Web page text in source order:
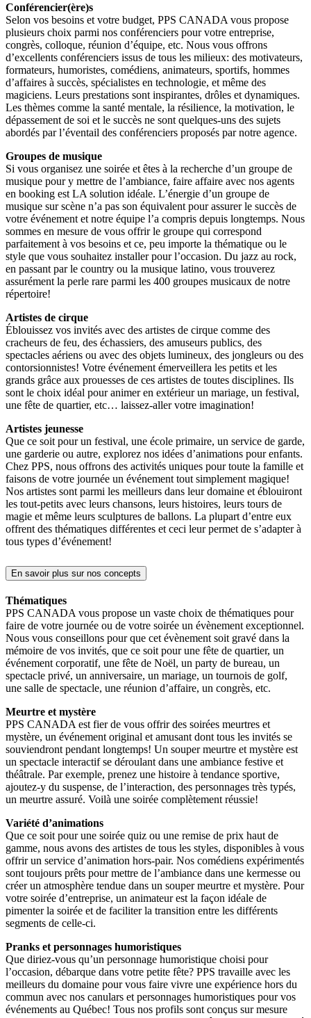
Conférencier(ère)s
Selon vos besoins et votre budget, PPS CANADA vous propose
plusieurs choix parmi nos conférenciers pour votre entreprise,
congrès, colloque, réunion d’équipe, etc. Nous vous offrons
d’excellents conférenciers issus de tous les milieux: des motivateurs,
formateurs, humoristes, comédiens, animateurs, sportifs, hommes
d’affaires à succès, spécialistes en technologie, et même des
magiciens. Leurs prestations sont inspirantes, drôles et dynamiques.
Les thèmes comme la santé mentale, la résilience, la motivation, le
dépassement de soi et le succès ne sont quelques-uns des sujets
abordés par l’éventail des conférenciers proposés par notre agence.
Groupes de musique
Si vous organisez une soirée et êtes à la recherche d’un groupe de
musique pour y mettre de l’ambiance, faire affaire avec nos agents
en booking est LA solution idéale. L’énergie d’un groupe de
musique sur scène n’a pas son équivalent pour assurer le succès de
votre événement et notre équipe l’a compris depuis longtemps. Nous
sommes en mesure de vous offrir le groupe qui correspond
parfaitement à vos besoins et ce, peu importe la thématique ou le
style que vous souhaitez installer pour l’occasion. Du jazz au rock,
en passant par le country ou la musique latino, vous trouverez
assurément la perle rare parmi les 400 groupes musicaux de notre
répertoire!
Artistes de cirque
Éblouissez vos invités avec des artistes de cirque comme des
cracheurs de feu, des échassiers, des amuseurs publics, des
spectacles aériens ou avec des objets lumineux, des jongleurs ou des
contorsionnistes! Votre événement émerveillera les petits et les
grands grâce aux prouesses de ces artistes de toutes disciplines. Ils
sont le choix idéal pour animer en extérieur un mariage, un festival,
une fête de quartier, etc… laissez-aller votre imagination!
Artistes jeunesse
Que ce soit pour un festival, une école primaire, un service de garde,
une garderie ou autre, explorez nos idées d’animations pour enfants.
Chez PPS, nous offrons des activités uniques pour toute la famille et
faisons de votre journée un événement tout simplement magique!
Nos artistes sont parmi les meilleurs dans leur domaine et éblouiront
les tout-petits avec leurs chansons, leurs histoires, leurs tours de
magie et même leurs sculptures de ballons. La plupart d’entre eux
offrent des thématiques différentes et ceci leur permet de s’adapter à
tous types d’événement!
En savoir plus sur nos concepts
Thématiques
PPS CANADA vous propose un vaste choix de thématiques pour
faire de votre journée ou de votre soirée un évènement exceptionnel.
Nous vous conseillons pour que cet évènement soit gravé dans la
mémoire de vos invités, que ce soit pour une fête de quartier, un
événement corporatif, une fête de Noël, un party de bureau, un
spectacle privé, un anniversaire, un mariage, un tournois de golf,
une salle de spectacle, une réunion d’affaire, un congrès, etc.
Meurtre et mystère
PPS CANADA est fier de vous offrir des soirées meurtres et
mystère, un événement original et amusant dont tous les invités se
souviendront pendant longtemps! Un souper meurtre et mystère est
un spectacle interactif se déroulant dans une ambiance festive et
théâtrale. Par exemple, prenez une histoire à tendance sportive,
ajoutez-y du suspense, de l’interaction, des personnages très typés,
un meurtre assuré. Voilà une soirée complètement réussie!
Variété d’animations
Que ce soit pour une soirée quiz ou une remise de prix haut de
gamme, nous avons des artistes de tous les styles, disponibles à vous
offrir un service d’animation hors-pair. Nos comédiens expérimentés
sont toujours prêts pour mettre de l’ambiance dans une kermesse ou
créer un atmosphère tendue dans un souper meurtre et mystère. Pour
votre soirée d’entreprise, un animateur est la façon idéale de
pimenter la soirée et de faciliter la transition entre les différents
segments de celle-ci.
Pranks et personnages humoristiques
Que diriez-vous qu’un personnage humoristique choisi pour
l’occasion, débarque dans votre petite fête? PPS travaille avec les
meilleurs du domaine pour vous faire vivre une expérience hors du
commun avec nos canulars et personnages humoristiques pour vos
événements au Québec! Tous nos profils sont conçus sur mesure